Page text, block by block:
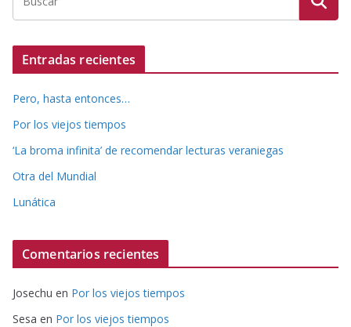
Entradas recientes
Pero, hasta entonces…
Por los viejos tiempos
‘La broma infinita’ de recomendar lecturas veraniegas
Otra del Mundial
Lunática
Comentarios recientes
Josechu en Por los viejos tiempos
Sesa en Por los viejos tiempos